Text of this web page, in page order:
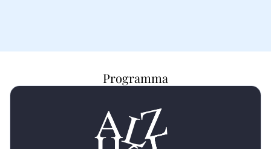
Programma